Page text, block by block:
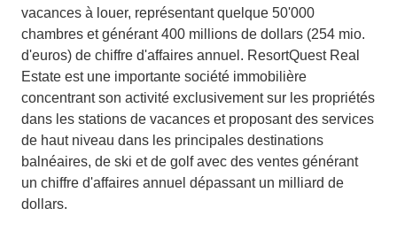
vacances à louer, représentant quelque 50'000
chambres et générant 400 millions de dollars (254 mio.
d'euros) de chiffre d'affaires annuel. ResortQuest Real
Estate est une importante société immobilière
concentrant son activité exclusivement sur les propriétés
dans les stations de vacances et proposant des services
de haut niveau dans les principales destinations
balnéaires, de ski et de golf avec des ventes générant
un chiffre d'affaires annuel dépassant un milliard de
dollars.